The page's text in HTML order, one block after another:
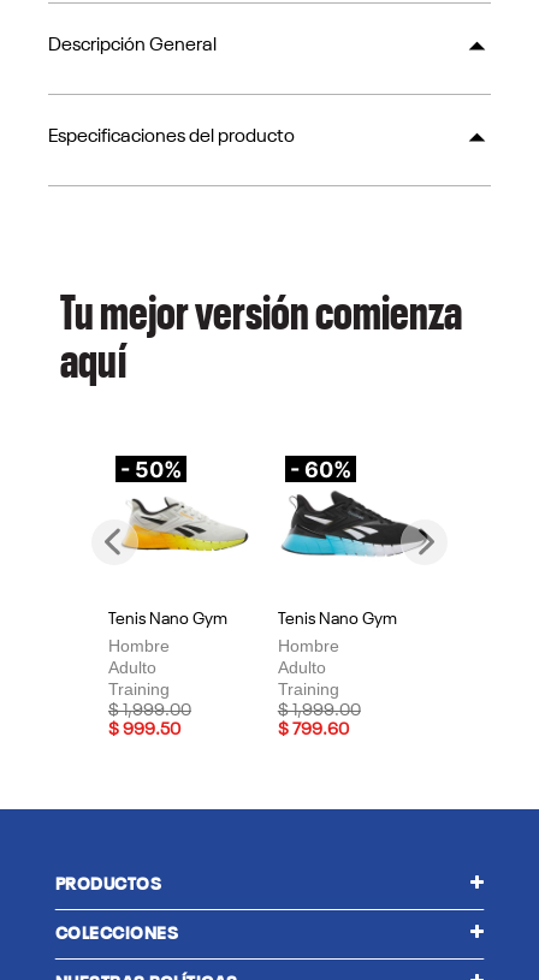
Descripción General
Especificaciones del producto
Tu mejor versión comienza
aquí
- 50%
Tenis Nano Gym
Hombre
Adulto
Training
Price reduced from
$ 1,999.00to
$ 999.50
- 60%
Tenis Nano Gym
Hombre
Adulto
Training
Price reduced from
$ 1,999.00to
$ 799.60
Previous
PRODUCTOS
COLECCIONES